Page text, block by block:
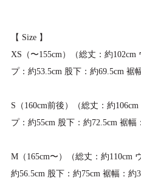
【 Size 】
XS（〜155cm）（総丈：約102cm
プ：約53.5cm 股下：約69.5cm 裾
S（160cm前後）（総丈：約
プ：約55cm 股下：約72.5cm 裾幅
M（165cm〜）（総丈：約110cm
約56.5cm 股下：約75cm 裾幅：約